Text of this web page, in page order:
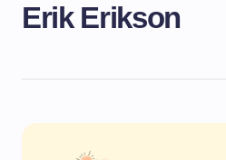
Erik Erikson